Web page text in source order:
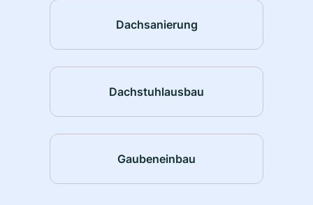
Dachsanierung
Dachstuhlausbau
Gaubeneinbau